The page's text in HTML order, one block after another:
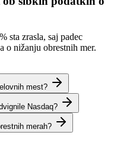
sta zrasla, saj padec
o nižanju obrestnih mer.
mest?
Nasdaq?
merah?